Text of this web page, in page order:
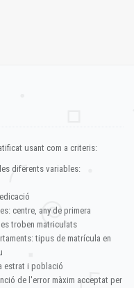
usant com a criteris:
diferents variables:
centre, any de primera
troben matriculats
tipus de matrícula en
estrat i població
de l'error màxim acceptat per